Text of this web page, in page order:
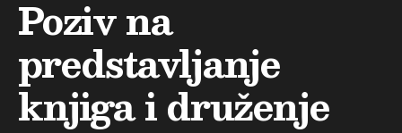
Poziv na
predstavljanje
knjiga i druženje